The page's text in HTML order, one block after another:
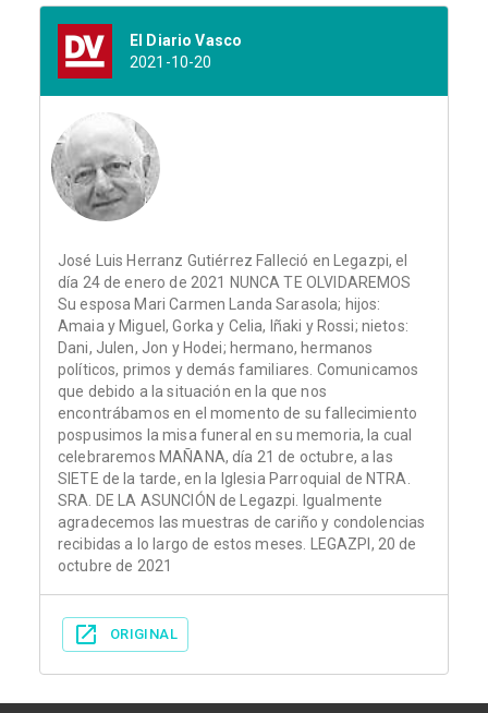
El Diario Vasco
2021-10-20
José Luis Herranz Gutiérrez Falleció en Legazpi, el
día 24 de enero de 2021 NUNCA TE OLVIDAREMOS
Su esposa Mari Carmen Landa Sarasola; hijos:
Amaia y Miguel, Gorka y Celia, Iñaki y Rossi; nietos:
Dani, Julen, Jon y Hodei; hermano, hermanos
políticos, primos y demás familiares. Comunicamos
que debido a la situación en la que nos
encontrábamos en el momento de su fallecimiento
pospusimos la misa funeral en su memoria, la cual
celebraremos MAÑANA, día 21 de octubre, a las
SIETE de la tarde, en la Iglesia Parroquial de NTRA.
SRA. DE LA ASUNCIÓN de Legazpi. Igualmente
agradecemos las muestras de cariño y condolencias
recibidas a lo largo de estos meses. LEGAZPI, 20 de
octubre de 2021
ORIGINAL